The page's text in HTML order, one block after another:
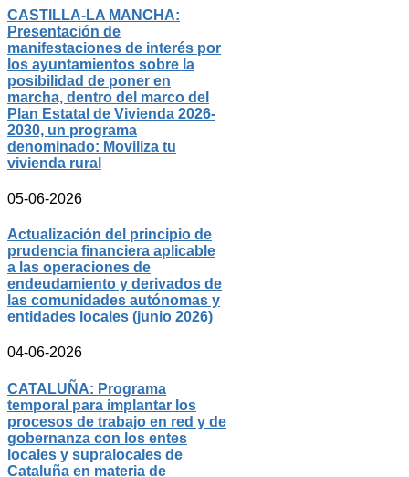
CASTILLA-LA MANCHA:
Presentación de
manifestaciones de interés por
los ayuntamientos sobre la
posibilidad de poner en
marcha, dentro del marco del
Plan Estatal de Vivienda 2026-
2030, un programa
denominado: Moviliza tu
vivienda rural
05-06-2026
Actualización del principio de
prudencia financiera aplicable
a las operaciones de
endeudamiento y derivados de
las comunidades autónomas y
entidades locales (junio 2026)
04-06-2026
CATALUÑA: Programa
temporal para implantar los
procesos de trabajo en red y de
gobernanza con los entes
locales y supralocales de
Cataluña en materia de